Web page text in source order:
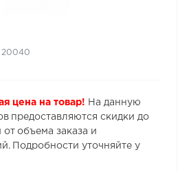
20040
цена на товар! На данную
предоставляются скидки до
объема заказа и
Подробности уточняйте у